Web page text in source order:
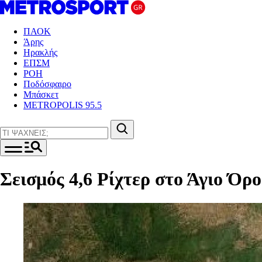
ΠΑΟΚ
Άρης
Ηρακλής
ΕΠΣΜ
ΡΟΗ
Ποδόσφαιρο
Μπάσκετ
METROPOLIS 95.5
Σεισμός 4,6 Ρίχτερ στο Άγιο